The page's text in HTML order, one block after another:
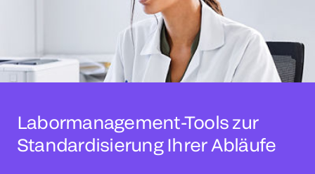
Labormanagement-Tools zur
Standardisierung Ihrer Abläufe